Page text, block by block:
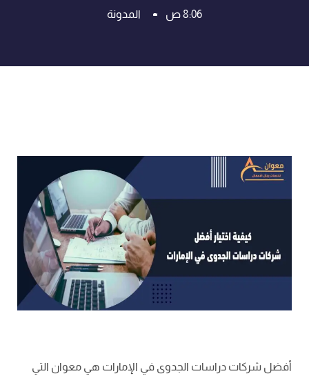
8:06 ص المدونة
أفضل شركات دراسات الجدوى في الإمارات هي معوان التي